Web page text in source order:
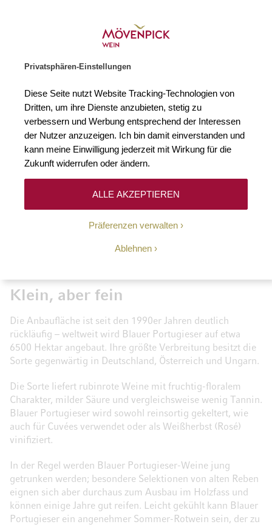
Privatsphären-Einstellungen
Diese Seite nutzt Website Tracking-Technologien von
Dritten, um ihre Dienste anzubieten, stetig zu
verbessern und Werbung entsprechend der Interessen
der Nutzer anzuzeigen. Ich bin damit einverstanden und
kann meine Einwilligung jederzeit mit Wirkung für die
Zukunft widerrufen oder ändern.
Präferenzen verwalten
Ablehnen
ALLE AKZEPTIEREN
Blauer Portugieser 1
Blauer Portugieser ist eine rote Rebsorte, die ursprünglich
stammt und sich von dort aus verbreitet hat. Der Legende
Identität mit einer heute in Portugal verbreiteten Sorte ist
Klein, aber fein
Die Anbaufläche ist seit den 1990er Jahren deutlich
rückläufig – weltweit wird Blauer Portugieser auf etwa
6500 Hektar angebaut. Ihre größte Verbreitung besitzt die
Sorte gegenwärtig in Deutschland, Österreich und Ungarn.
Die Sorte liefert rubinrote Weine mit fruchtig-floralem
Charakter, milder Säure und vergleichsweise wenig Tannin.
Blauer Portugieser wird sowohl reinsortig gekeltert, wie
auch für Cuvées verwendet oder als Weißherbst (Rosé)
vinifiziert.
In der Regel werden Blauer Portugieser-Weine jung
getrunken werden; besondere Selektionen von alten Reben
eignen sich aber durchaus zum Ausbau im Holzfass und
können einige Jahre gut reifen. Leicht gekühlt kann Blauer
Portugieser ein angenehmer Sommer-Rotwein sein, der zu